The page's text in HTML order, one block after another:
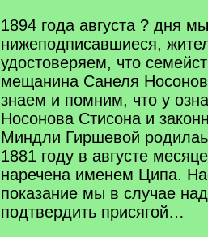
1894 года августа ? дня мы
нижеподписавшиеся,
удостоверяем, что
мещанина Санеля
знаем и помним, что у
Носонова Стисона и
Миндли Гиршевой родилаь
1881 году в августе
наречена именем Ципа.
показание мы в случае
подтвердить присягой…